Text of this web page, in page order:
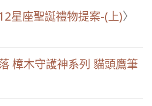
星座聖誕禮物提案-(上)〉
樟木守護神系列 貓頭鷹筆